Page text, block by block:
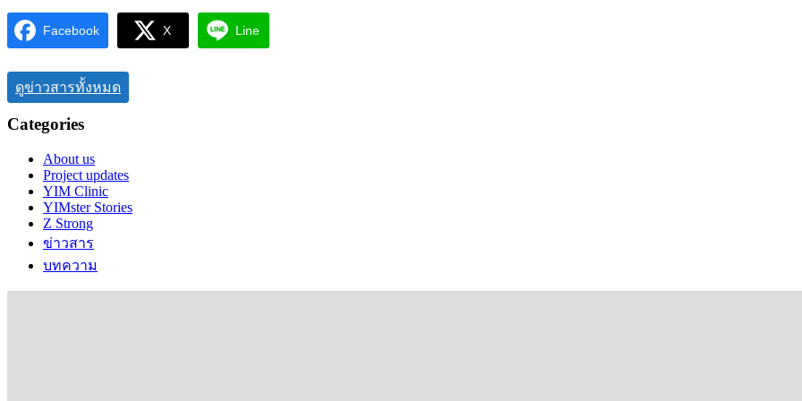
Facebook X Line
ดูข่าวสารทั้งหมด
Categories
About us
Project updates
YIM Clinic
YIMster Stories
Z Strong
ข่าวสาร
บทความ